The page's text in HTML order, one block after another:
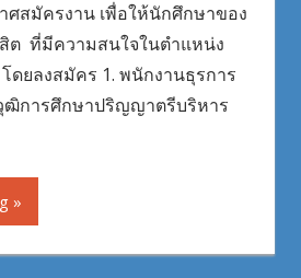
ศสมัครงาน เพื่อให้นักศึกษาของ
ต ที่มีความสนใจในตำแหน่ง
โดยลงสมัคร 1. พนักงานธุรการ
ฒิการศึกษาปริญญาตรีบริหาร